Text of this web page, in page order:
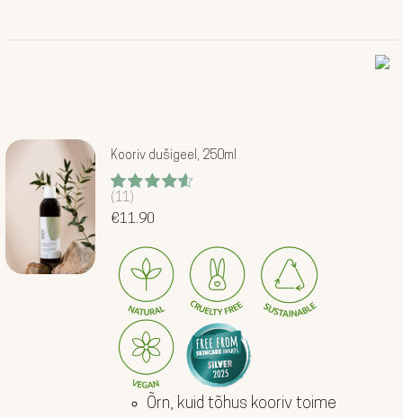
Kooriv dušigeel, 250ml
Hinnanguga
4.64/ 5
€11.90
(11)
Õrn, kuid tõhus kooriv toime